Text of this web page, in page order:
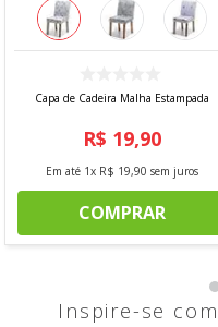
Capa de Cadeira Malha Estampada
R$ 19,90
Em até 1x R$ 19,90 sem juros
COMPRAR
Inspire-se